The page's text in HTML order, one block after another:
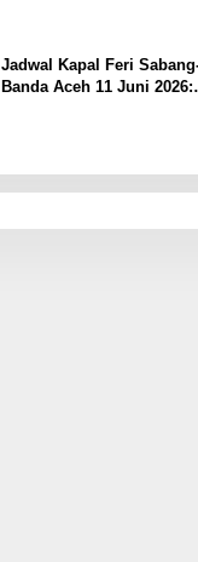
Jadwal Kapal Feri
Banda Aceh 11 Juni 2026: